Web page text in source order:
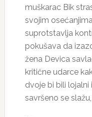
muškarac Bik
svojim
suprotstavlja
pokušava da
žena Devica
kritične udarce
dvoje bi bili
savršeno se